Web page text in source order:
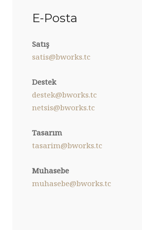
E-Posta
Satış
satis@bworks.tc
Destek
destek@bworks.tc
netsis@bworks.tc
Tasarım
tasarim@bworks.tc
Muhasebe
muhasebe@bworks.tc